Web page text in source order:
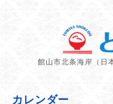
館山市北条海岸（日
カレンダー